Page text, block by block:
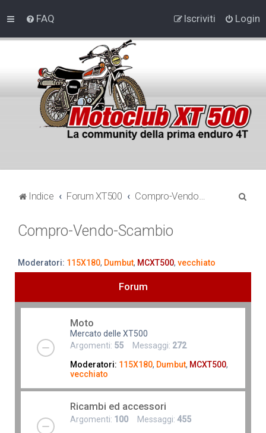
FAQ Login
Iscriviti
Indice Forum XT500 Compro-Vendo-Scambio
Compro-Vendo-Scambio
Moderatori: 115X180, Dumbut, MCXT500, vecchiato
Forum
Moto
Mercato delle XT500
Argomenti: 55 Messaggi: 272
Moderatori: 115X180, Dumbut, MCXT500,
vecchiato
Ricambi ed accessori
Argomenti: 100 Messaggi: 455